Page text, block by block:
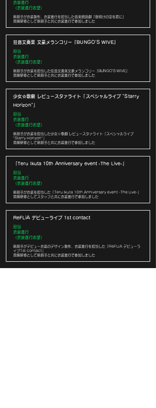
衣装進行
（衣装進行志望）
新朋子が衣装製作、衣装進行を担当した音楽朗読劇『夜明けの空を君に』
現場研修として新朋子と共に衣装進行で参加しました
狂音文奏楽 文豪メランコリー『BUNGO'S WIVE』
担当
衣装進行
（衣装進行志望）
新朋子が衣装を担当した狂音文奏楽文豪メランコリー『BUNGO'S WIVE』
現場研修として新朋子と共に衣装進行で参加しました
少女☆歌劇 レビュースタァライト「スペシャルライブ "Starry
Horizon"」
担当
衣装進行
（衣装進行志望）
新朋子が衣装を担当した少女☆歌劇 レビュースタァライト「スペシャルライブ
"Starry Horizon"」
現場研修として新朋子と共に衣装進行で参加しました
「Teru Ikuta 10th Anniversary event -The Live-」
担当
衣装進行
（衣装進行志望）
新朋子が衣装を担当した「Teru Ikuta 10th Anniversary event -The Live-」
現場研修としてスタッフと共に衣装進行で参加しました
ReFLiA デビューライブ 1st contact
担当
衣装進行
（衣装進行志望）
新朋子がデビュー衣装のデザイン製作、衣装進行を担当した「ReFLiA デビューラ
イブ1st contact」
現場研修として新朋子と共に衣装進行で参加しました